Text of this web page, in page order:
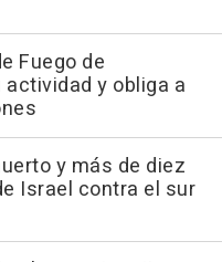
Fuego de
y obliga a
y más de diez
Israel contra el sur